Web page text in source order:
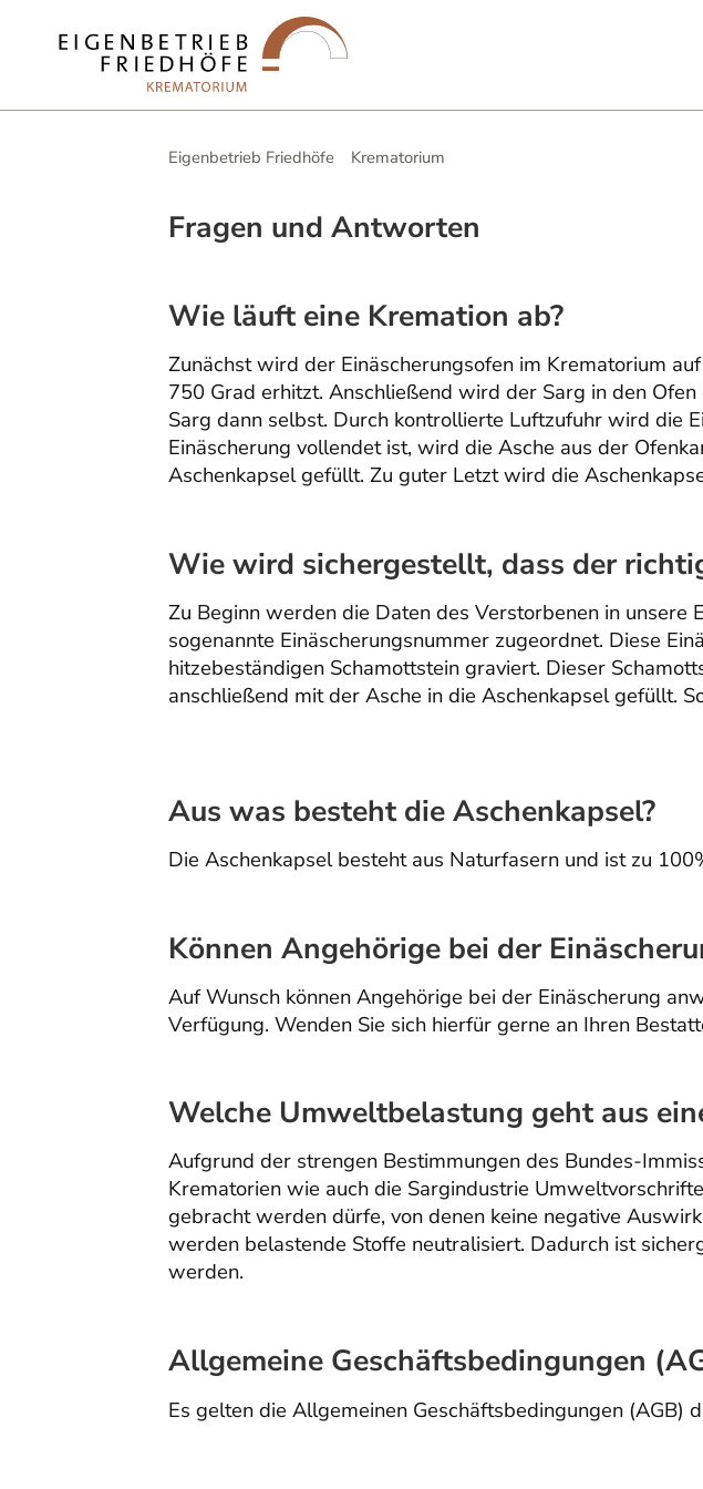
Eigenbetrieb Friedhöfe Krematorium
Fragen und Antworten
Wie läuft eine Kremation ab?
Zunächst wird der Einäscherungsofen im Krematorium
750 Grad erhitzt. Anschließend wird der Sarg in den
Sarg dann selbst. Durch kontrollierte Luftzufuhr wird die
Einäscherung vollendet ist, wird die Asche aus der
Aschenkapsel gefüllt. Zu guter Letzt wird die
Wie wird sichergestellt, dass der
Zu Beginn werden die Daten des Verstorbenen in
sogenannte Einäscherungsnummer zugeordnet. Diese
hitzebeständigen Schamottstein graviert. Dieser
anschließend mit der Asche in die Aschenkapsel gefüllt.
Aus was besteht die Aschenkapsel?
Die Aschenkapsel besteht aus Naturfasern und ist zu
Können Angehörige bei der
Auf Wunsch können Angehörige bei der Einäscherung
Verfügung. Wenden Sie sich hierfür gerne an Ihren
Welche Umweltbelastung geht aus
Aufgrund der strengen Bestimmungen des Bundes-
Krematorien wie auch die Sargindustrie
gebracht werden dürfe, von denen keine negative
werden belastende Stoffe neutralisiert. Dadurch ist
werden.
Allgemeine Geschäftsbedingungen
Es gelten die Allgemeinen Geschäftsbedingungen (AGB)